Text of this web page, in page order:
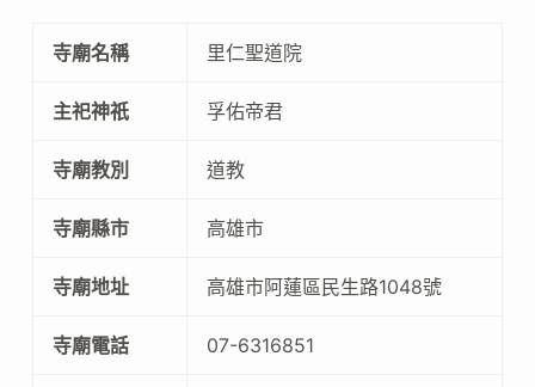
寺廟名稱 里仁聖道院
主祀神祇 孚佑帝君
寺廟教別 道教
寺廟縣市 高雄市
寺廟地址 高雄市阿蓮區民生路1048號
寺廟電話 07-6316851